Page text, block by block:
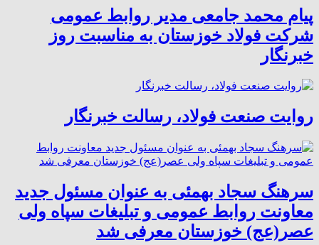
پیام محمد جامعی مدیر روابط عمومی
شرکت فولاد خوزستان به مناسبت روز
خبرنگار
روایت صنعت فولاد،‌ رسالت خبرنگار
سرهنگ سجاد بهمئی به عنوان مسئول جدید
معاونت روابط عمومی و تبلیغات سپاه ولی
عصر(عج) خوزستان معرفی شد